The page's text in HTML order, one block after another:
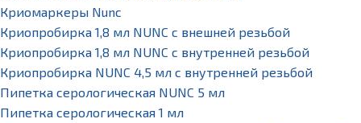
Криомаркеры Nunc
Криопробирка 1,8 мл NUNC с внешней резьбой
Криопробирка 1,8 мл NUNC с внутренней резьбой
Криопробирка NUNC 4,5 мл с внутренней резьбой
Пипетка серологическая NUNC 5 мл
Пипетка серологическая 1 мл